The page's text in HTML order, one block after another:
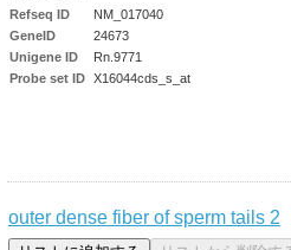
Refseq ID
NM_017040
GeneID
24673
Unigene ID
Rn.9771
Probe set ID X16044cds_s_at
outer dense fiber of sperm tails 2